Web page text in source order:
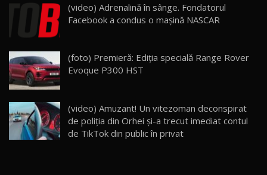
Van Electric Testat în Moldova / AutoBlog.MD
26:38
25
mai Exclusiv și Puternic Defender Testat în
Moldova
32:21
26
AutoBlog.MD
10:57
Test Drive: Noile modele FENDT! Cum e să
(video) Adrenalină în sânge. Fondatorul
Facebook a condus o maşină NASCAR
(foto) Premieră: Ediția specială Range Rover
Evoque P300 HST
(video) Amuzant! Un vitezoman deconspirat
de poliţia din Orhei şi-a trecut imediat contul
de TikTok din public în privat